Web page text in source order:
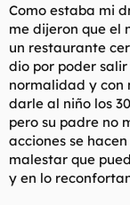
Como estaba mi
me dijeron que el
un restaurante
dio por poder
normalidad y con
darle al niño los
pero su padre no
acciones se
malestar que
y en lo